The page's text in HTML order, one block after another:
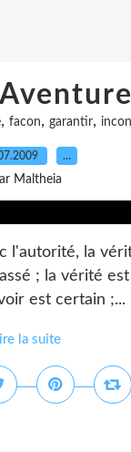
, facon, garantir,
…
Maltheia
l'autorité, la
; la vérité
est certain ;...
la suite